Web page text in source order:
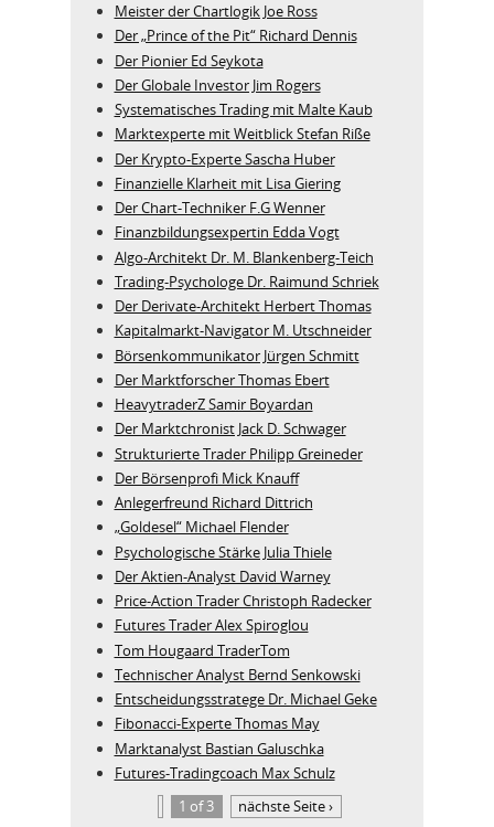
Meister der Chartlogik Joe Ross
Der „Prince of the Pit“ Richard Dennis
Der Pionier Ed Seykota
Der Globale Investor Jim Rogers
Systematisches Trading mit Malte Kaub
Marktexperte mit Weitblick Stefan Riße
Der Krypto-Experte Sascha Huber
Finanzielle Klarheit mit Lisa Giering
Der Chart-Techniker F.G Wenner
Finanzbildungsexpertin Edda Vogt
Algo‑Architekt Dr. M. Blankenberg‑Teich
Trading-Psychologe Dr. Raimund Schriek
Der Derivate‑Architekt Herbert Thomas
Kapitalmarkt-Navigator M. Utschneider
Börsenkommunikator Jürgen Schmitt
Der Marktforscher Thomas Ebert
HeavytraderZ Samir Boyardan
Der Marktchronist Jack D. Schwager
Strukturierte Trader Philipp Greineder
Der Börsenprofi Mick Knauff
Anlegerfreund Richard Dittrich
„Goldesel“ Michael Flender
Psychologische Stärke Julia Thiele
Der Aktien-Analyst David Warney
Price-Action Trader Christoph Radecker
Futures Trader Alex Spiroglou
Tom Hougaard TraderTom
Technischer Analyst Bernd Senkowski
Entscheidungsstratege Dr. Michael Geke
Fibonacci-Experte Thomas May
Marktanalyst Bastian Galuschka
Futures-Tradingcoach Max Schulz
1 of 3
nächste Seite ›